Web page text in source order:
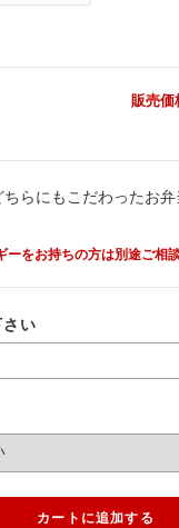
販売価
らにもこだわったお
ーをお持ちの方は別途ご相
い
カートに追加する